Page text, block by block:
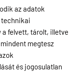
az adatok
technikai
felvett, tárolt, illetve
megtesz
és jogosulatlan